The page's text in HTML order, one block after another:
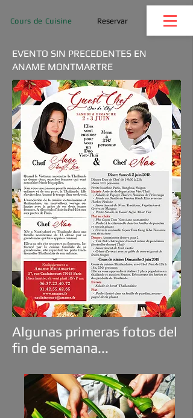
Reservar
Cours de Cuisine
EVENTO SIN PRECEDENTES EN
ANAME MONTMARTRE
Algunas primeras fotos del
fin de semana...